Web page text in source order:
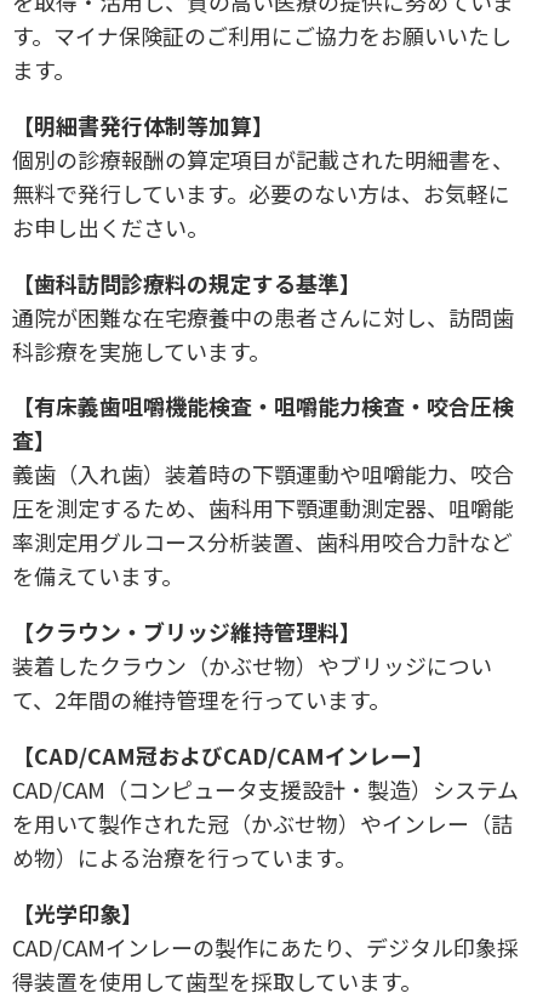
す。マイナ保険証のご利用にご協力をお願いいたし
ます。
【明細書発行体制等加算】
個別の診療報酬の算定項目が記載された明細書を、
無料で発行しています。必要のない方は、お気軽に
お申し出ください。
【歯科訪問診療料の規定する基準】
通院が困難な在宅療養中の患者さんに対し、訪問歯
科診療を実施しています。
【有床義歯咀嚼機能検査・咀嚼能力検査・咬合圧検
査】
義歯（入れ歯）装着時の下顎運動や咀嚼能力、咬合
圧を測定するため、歯科用下顎運動測定器、咀嚼能
率測定用グルコース分析装置、歯科用咬合力計など
を備えています。
【クラウン・ブリッジ維持管理料】
装着したクラウン（かぶせ物）やブリッジについ
て、2年間の維持管理を行っています。
【CAD/CAM冠およびCAD/CAMインレー】
CAD/CAM（コンピュータ支援設計・製造）システム
を用いて製作された冠（かぶせ物）やインレー（詰
め物）による治療を行っています。
【光学印象】
CAD/CAMインレーの製作にあたり、デジタル印象採
得装置を使用して歯型を採取しています。